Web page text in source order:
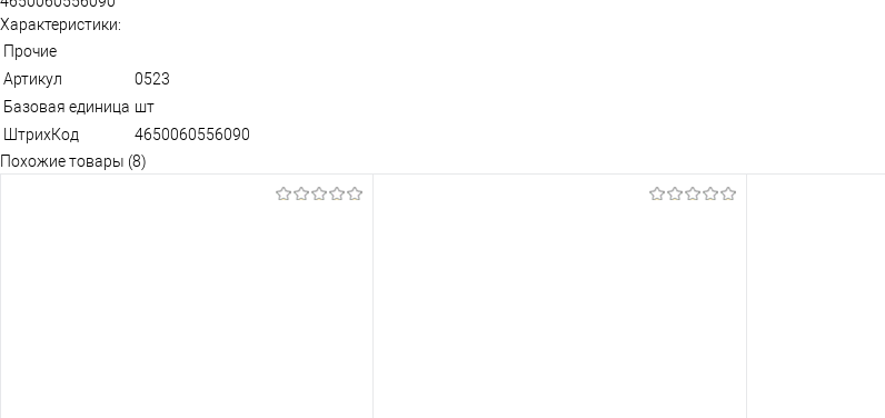
Характеристики:
Прочие
Артикул
0523
Базовая единица шт
ШтрихКод
4650060556090
Похожие товары (8)